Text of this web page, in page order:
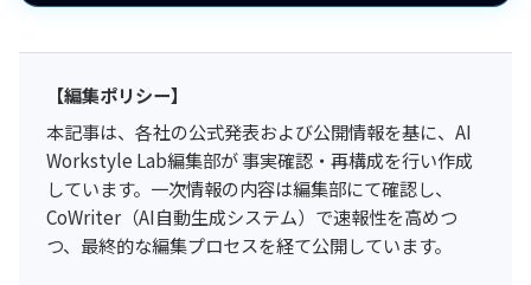
【編集ポリシー】
本記事は、各社の公式発表および公開情報を基に、AI
Workstyle Lab編集部が 事実確認・再構成を行い作成
しています。一次情報の内容は編集部にて確認し、
CoWriter（AI自動生成システム）で速報性を高めつ
つ、最終的な編集プロセスを経て公開しています。